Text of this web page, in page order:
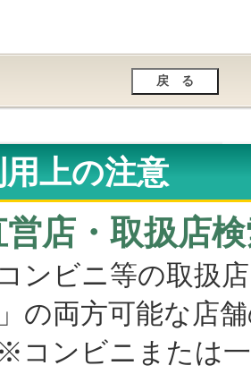
上の注意
営店・取扱店
ンビニ等の取扱
の両方可能な店
ビニまたは一